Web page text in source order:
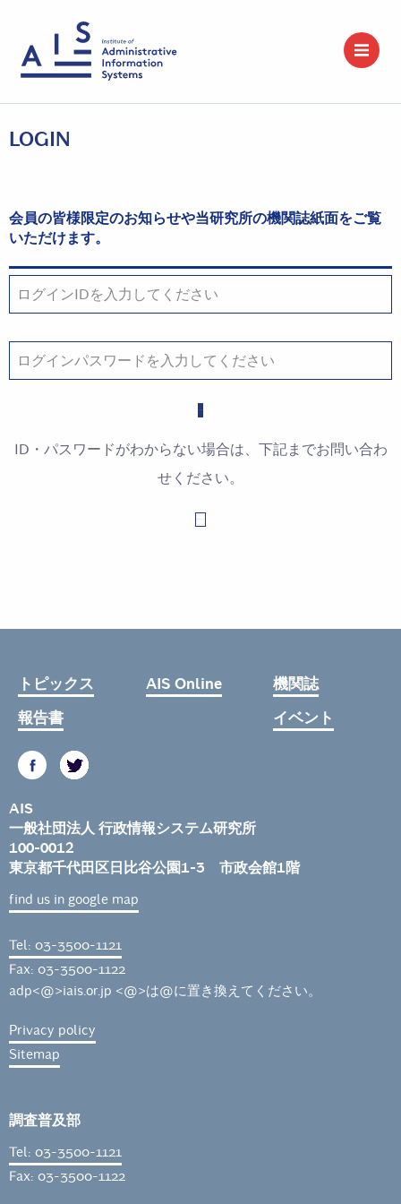
LOGIN
会員の皆様限定のお知らせや当研究所の機関誌紙面をご覧
いただけます。
ID・パスワードがわからない場合は、下記までお問い合わ
せください。
トピックス AIS Online
機関誌
報告書
イベント
AIS
一般社団法人 行政情報システム研究所
100-0012
東京都千代田区日比谷公園1-3 市政会館1階
find us in google map
Tel: 03-3500-1121
Fax: 03-3500-1122
adp<@>iais.or.jp <@>は@に置き換えてください。
Privacy policy
Sitemap
調査普及部
Tel: 03-3500-1121
Fax: 03-3500-1122